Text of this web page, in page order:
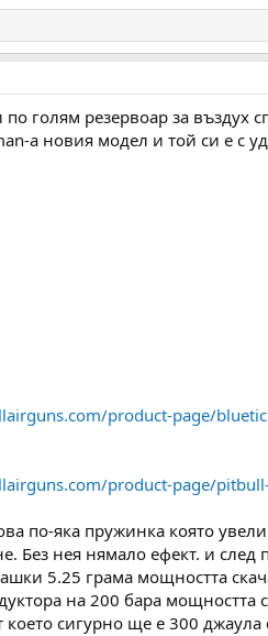
голям резервоар за въздух
a новия модел и той си е с
product-page/
product-page/
по-яка пружинка която
Без нея нямало ефект. и след
5.25 грама мощността
на 200 бара мощността
което сигурно ще е 300